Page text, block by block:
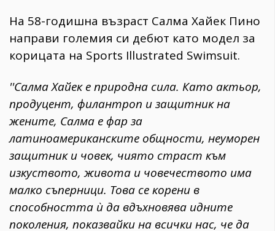
Gentlemen
381
Wellness
ПОСЛЕДВАЙТЕ
НИ
На 58-годишна възраст Салма Хайек Пино
направи големия си дебют като модел за
корицата на Sports Illustrated Swimsuit.
''Салма Хайек е природна сила. Като актьор,
продуцент, филантроп и защитник на
жените, Салма е фар за
латиноамериканските общности, неуморен
защитник и човек, чиято страст към
изкуството, живота и човечеството има
малко съперници. Това се корени в
способността ѝ да вдъхновява идните
поколения, показвайки на всички нас, че да